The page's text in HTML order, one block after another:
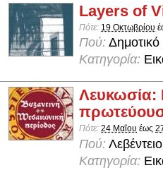
Layers of
Πότε: 19 Οκτωβρίου
Πού:
Κατηγορία:
Λευκωσία:
Πότε: 24 Μαΐου έως
Πού:
Κατηγορία: